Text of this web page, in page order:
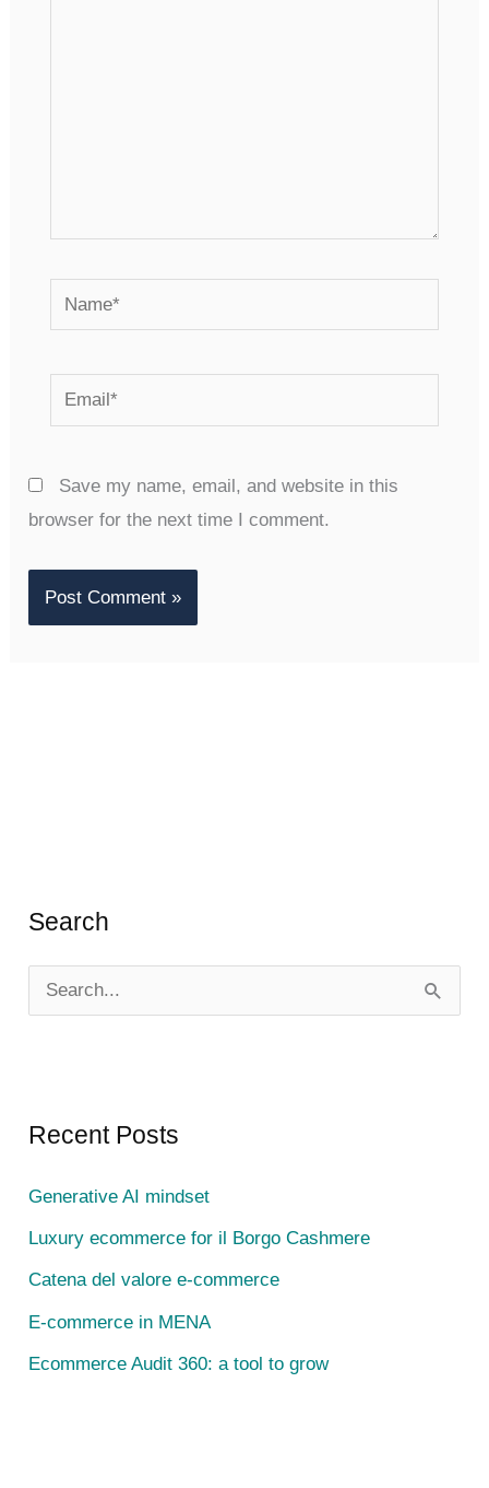
Name*
Email*
Save my name, email, and website in this
browser for the next time I comment.
Search
e
c
f
o
r
:
Recent Posts
Generative AI mindset
Luxury ecommerce for il Borgo Cashmere
Catena del valore e-commerce
E-commerce in MENA
Ecommerce Audit 360: a tool to grow